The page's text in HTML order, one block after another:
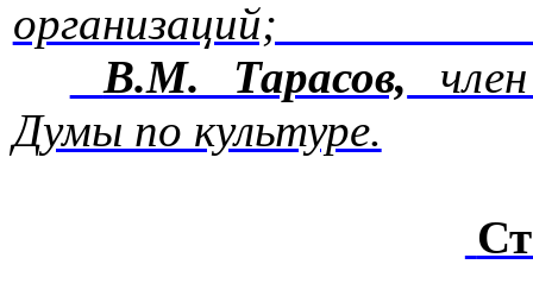
В.М. Тарасов,
Думы по культуре.